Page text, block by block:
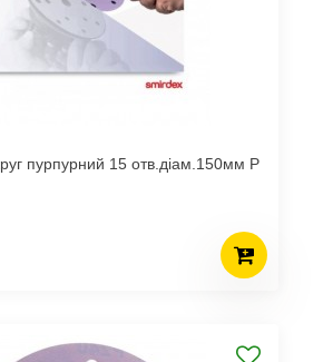
пурпурний 15 отв.діам.150мм Р